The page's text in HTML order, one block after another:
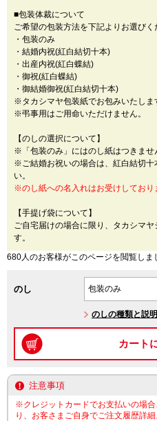
■包装体裁について
ご希望の包装方法を下記よりお選びく
・包装のみ
・結婚内祝(紅白結切十本)
・出産内祝(紅白蝶結)
・御祝(紅白蝶結)
・御結婚御祝(紅白結切十本)
※タカシマヤ包装紙でお包みいたしま
※弔事用はご用命いただけません。
【のしの選択について】
※「包装のみ」にはのし紙はつきませ
※ご結婚お祝いの場合は、紅白結切十
い。
※のし紙への名入れはお受けしており
【手提げ袋について】
ご自宅届けの場合に限り、タカシマ
す。
680人のお客様がこのページを閲覧しま
のし
のしの種類と説明
注意事項
※クレジットカードでお支払いの場
り、お客さまご自身でご注文履歴詳